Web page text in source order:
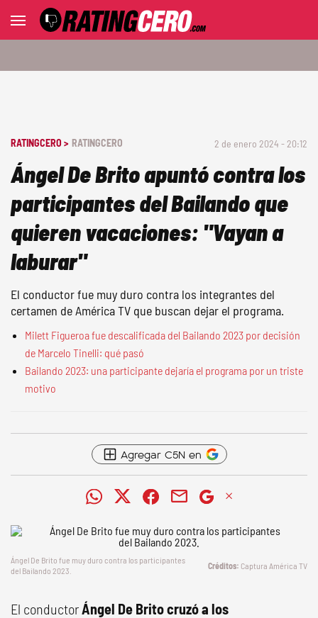
RATINGCERO > RATINGCERO 2 de enero 2024 - 20:12
Ángel De Brito apuntó contra los
participantes del Bailando que
quieren vacaciones: "Vayan a
laburar"
El conductor fue muy duro contra los integrantes del
certamen de América TV que buscan dejar el programa.
Milett Figueroa fue descalificada del Bailando 2023 por decisión
de Marcelo Tinelli: qué pasó
Bailando 2023: una participante dejaría el programa por un triste
motivo
Agregar C5N en
Ángel De Brito fue muy duro contra los participantes
del Bailando 2023
Captura América TV
El conductorÁngel De Brito cruzó a los